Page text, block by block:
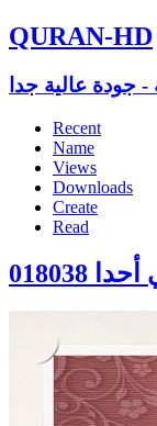
QURAN-HD
- جودة عالية جدا
Recent
Name
Views
Downloads
Create
Read
أحدا